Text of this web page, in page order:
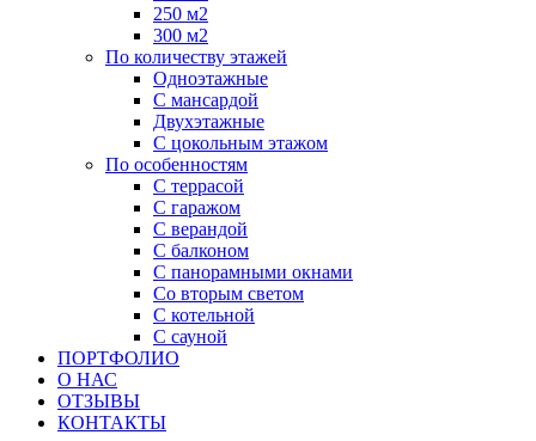
250 м2
300 м2
По количеству этажей
Одноэтажные
С мансардой
Двухэтажные
С цокольным этажом
По особенностям
С террасой
С гаражом
С верандой
С балконом
С панорамными окнами
Со вторым светом
С котельной
С сауной
ПОРТФОЛИО
О НАС
ОТЗЫВЫ
КОНТАКТЫ